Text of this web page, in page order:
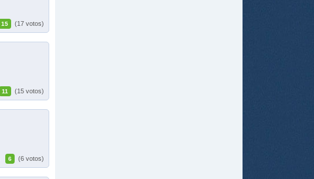
15 (17 votos)
11 (15 votos)
6 (6 votos)